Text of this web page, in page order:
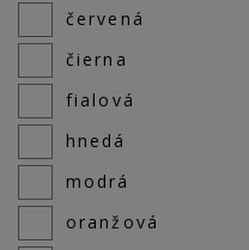
červená
čierna
fialová
hnedá
modrá
oranžová